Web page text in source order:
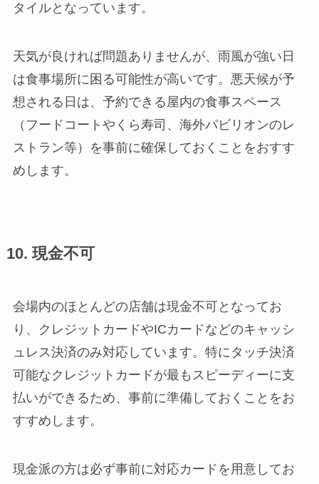
タイルとなっています。
天気が良ければ問題ありませんが、雨風が強い日
は食事場所に困る可能性が高いです。悪天候が予
想される日は、予約できる屋内の食事スペース
（フードコートやくら寿司、海外パビリオンのレ
ストラン等）を事前に確保しておくことをおすす
めします。
10. 現金不可
会場内のほとんどの店舗は現金不可となってお
り、クレジットカードやICカードなどのキャッシ
ュレス決済のみ対応しています。特にタッチ決済
可能なクレジットカードが最もスピーディーに支
払いができるため、事前に準備しておくことをお
すすめします。
現金派の方は必ず事前に対応カードを用意してお